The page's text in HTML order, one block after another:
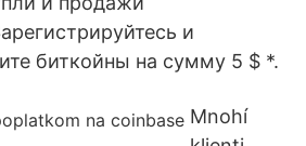
и
биткойны на сумму 5 $ *.
Mnohí